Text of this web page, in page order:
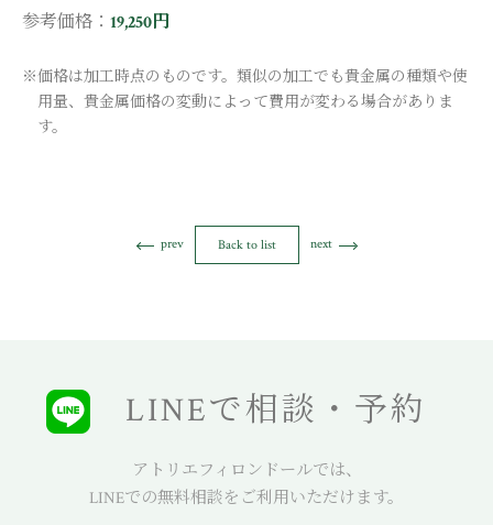
参考価格： 19,250円
※価格は加工時点のものです。類似の加工でも貴金属の種類や使
用量、貴金属価格の変動によって費用が変わる場合がありま
す。
prev Back to list next
LINEで相談・予約
アトリエフィロンドールでは、
LINEでの無料相談をご利用いただけます。